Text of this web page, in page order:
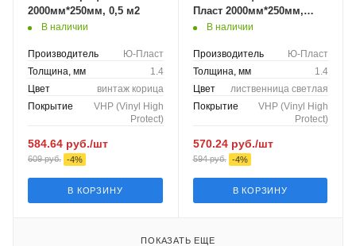
2000мм*250мм, 0,5 м2
В наличии
Производитель
Ю-Пласт
Толщина, мм
1.4
Цвет
винтаж корица
Покрытие
VHP (Vinyl High
Protect)
584.64 руб./шт
609руб. -4%
В КОРЗИНУ
Пласт 2000мм*250мм,
0,5м2В наличии
Производитель
Ю-Пласт
Толщина, мм
1.4
Цвет
лиственница светлая
Покрытие
VHP (Vinyl High
Protect)
570.24руб./шт
594руб. -4%
В КОРЗИНУ
ПОКАЗАТЬ ЕЩЕ